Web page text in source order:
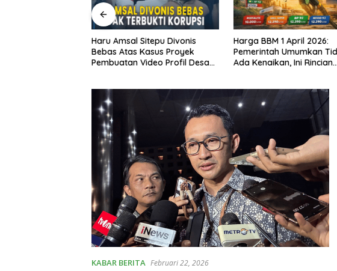
Harga BBM 1 April 2026:
Pemerintah Umumkan Tidak
Ada Kenaikan, Ini Rincian
Timnas Italia Gagal Lolos
Dunia 2026: Penyebab
Kekalahan Penalti Lawan
KABAR BERITA Februari 22, 2026